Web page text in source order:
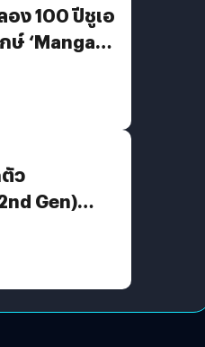
อง 100 ปีชูเอ
ษ์ ‘Manga
ว
Gen)